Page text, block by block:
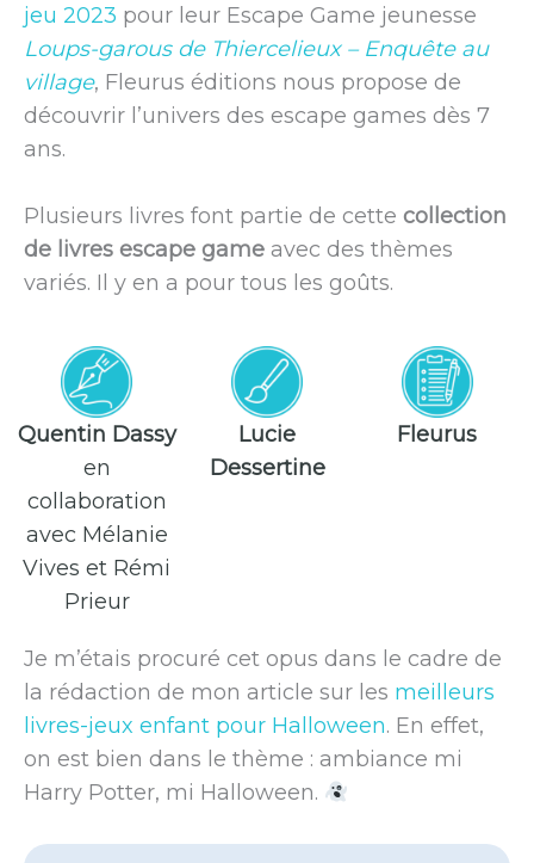
jeu 2023 pour leur Escape Game jeunesse
Loups-garous de Thiercelieux – Enquête au
village, Fleurus éditions nous propose de
découvrir l’univers des escape games dès 7
ans.
Plusieurs livres font partie de cette collection
de livres escape game avec des thèmes
variés. Il y en a pour tous les goûts.
Quentin Dassy
en
collaboration
avec Mélanie
Vives et Rémi
Prieur
Lucie
Dessertine
Fleurus
Je m’étais procuré cet opus dans le cadre de
la rédaction de mon article sur les meilleurs
livres-jeux enfant pour Halloween. En effet,
on est bien dans le thème : ambiance mi
Harry Potter, mi Halloween.